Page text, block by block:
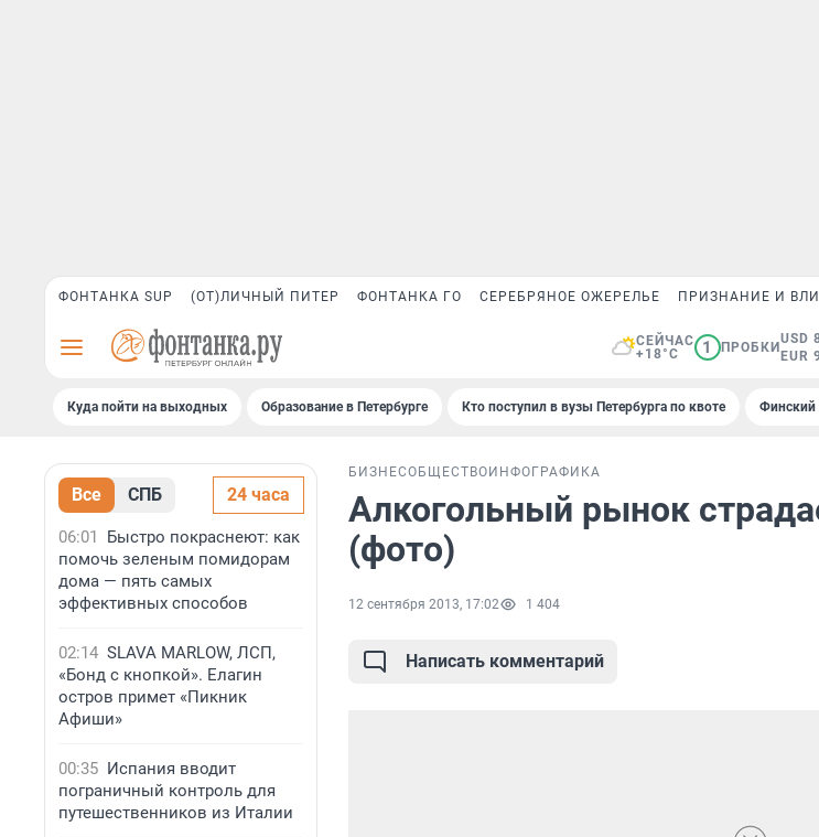
ФОНТАНКА SUP (ОТ)ЛИЧНЫЙ ПИТЕР ФОНТАНКА ГО СЕРЕБРЯНОЕ ОЖЕРЕЛЬЕ ПРИЗНАНИЕ И
СЕЙЧАС
+18°C
1 ПРОБКИ
USD
EUR
Куда пойти на выходных Образование в Петербурге Кто поступил в вузы Петербурга по квоте Финский
Все СПБ 24 часа
06:01
Быстро покраснеют: как
помочь зеленым помидорам
дома — пять самых
эффективных способов
02:14 SLAVA MARLOW, ЛСП,
«Бонд с кнопкой». Елагин
остров примет «Пикник
Афиши»
00:35 Испания вводит
пограничный контроль для
путешественников из Италии
БИЗНЕСОБЩЕСТВО ИНФОГРАФИКА
Алкогольный рынок
(фото)
12 сентября 2013, 17:02 1 404
Написать комментарий